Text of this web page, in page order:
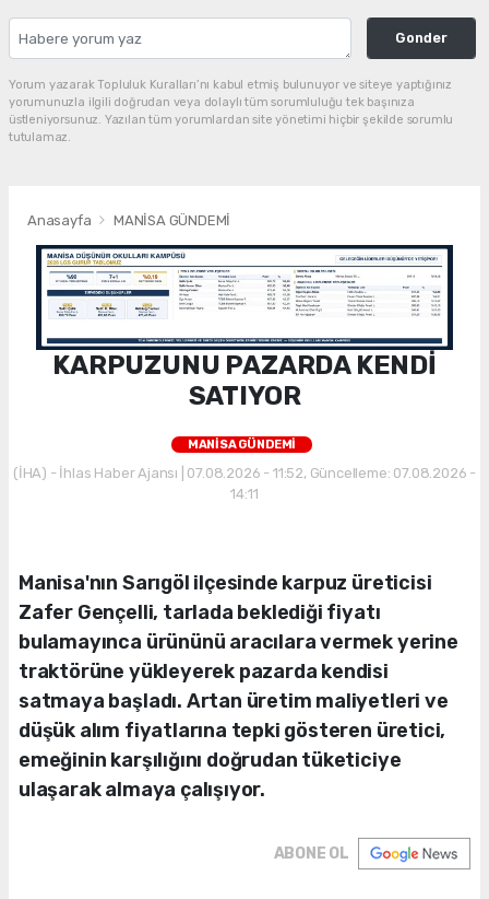
Gonder
Yorum yazarak Topluluk Kuralları’nı kabul etmiş bulunuyor ve siteye yaptığınız
yorumunuzla ilgili doğrudan veya dolaylı tüm sorumluluğu tek başınıza
üstleniyorsunuz. Yazılan tüm yorumlardan site yönetimi hiçbir şekilde sorumlu
tutulamaz.
Anasayfa MANİSA GÜNDEMİ
KARPUZUNU PAZARDA KENDİ
SATIYOR
MANİSA GÜNDEMİ
(İHA) - İhlas Haber Ajansı | 07.08.2026 - 11:52, Güncelleme: 07.08.2026 -
14:11
Manisa'nın Sarıgöl ilçesinde karpuz üreticisi
Zafer Gençelli, tarlada beklediği fiyatı
bulamayınca ürününü aracılara vermek yerine
traktörüne yükleyerek pazarda kendisi
satmaya başladı. Artan üretim maliyetleri ve
düşük alım fiyatlarına tepki gösteren üretici,
emeğinin karşılığını doğrudan tüketiciye
ulaşarak almaya çalışıyor.
ABONE OL